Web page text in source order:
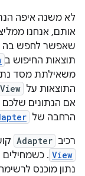
לא משנה איפה
אותם, אנחנו
שאפשר לחפש בה
תוצאות החיפוש ב
התוצאות על
אם הנתונים שלכם
הרחבה של
רכיב Adapter
View
.
נתון מוכנס